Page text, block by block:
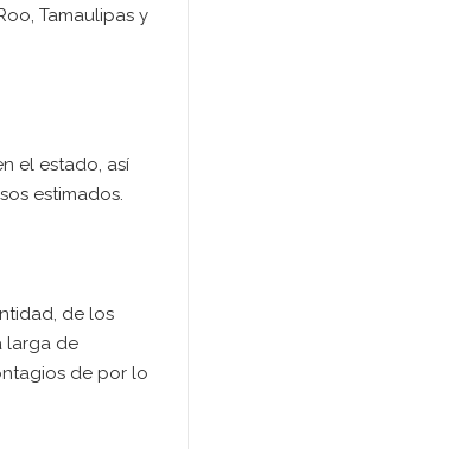
Tamaulipas y
el estado, así
estimados.
de los
larga de
de por lo